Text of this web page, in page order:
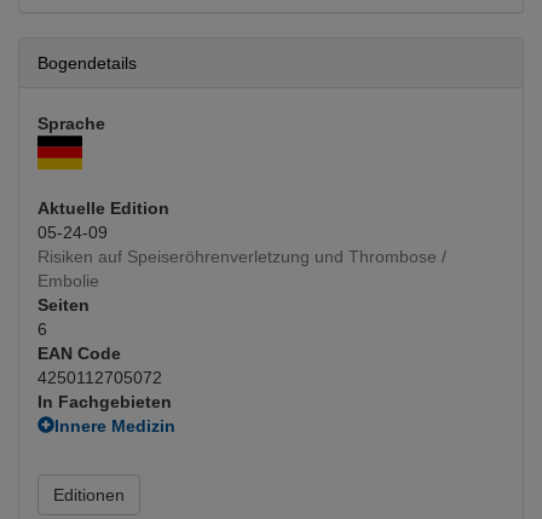
Bogendetails
Sprache
Aktuelle Edition
05-24-09
Risiken auf Speiseröhrenverletzung und Thrombose /
Embolie
Seiten
6
EAN Code
4250112705072
In Fachgebieten
Innere Medizin
Editionen